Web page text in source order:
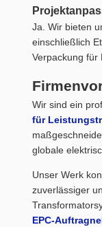
Ja. Wir bieten
einschließlich
Verpackung für
Wir sind ein
für
globale
Unser Werk
zuverlässiger
EPC-